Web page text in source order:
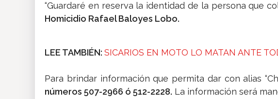
“Guardaré en reserva la identidad de la persona que
Homicidio Rafael Baloyes Lobo.
LEE TAMBIÉN: SICARIOS EN MOTO LO MATAN ANTE
Para brindar información que permita dar con alias
números 507-2966 ó 512-2228. La información será